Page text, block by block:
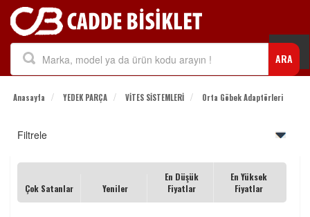
ARA
Anasayfa YEDEK PARÇA VİTES SİSTEMLERİ Orta Göbek Adaptörleri
Filtrele
Çok Satanlar Yeniler
En Düşük
Fiyatlar
En Yüksek
Fiyatlar